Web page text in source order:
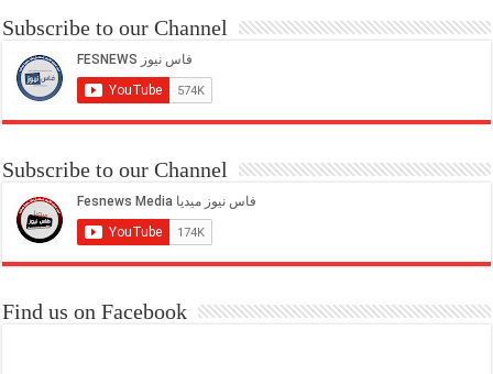
Subscribe to our Channel
Subscribe to our Channel
Find us on Facebook